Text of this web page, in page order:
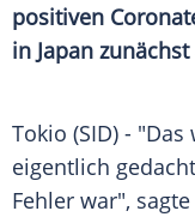
positiven
in Japan
Tokio (SID) -
eigentlich
Fehler war",